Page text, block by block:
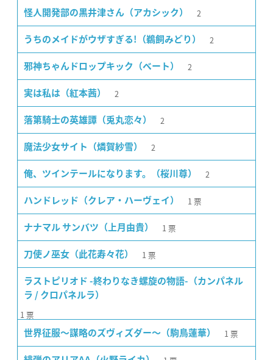
怪人開発部の黒井津さん（アカシック） 2
うちのメイドがウザすぎる!（鵜飼みどり） 2
邪神ちゃんドロップキック（ベート） 2
実は私は（紅本茜） 2
落第騎士の英雄譚（兎丸恋々） 2
魔法少女サイト（燐賀紗雪） 2
俺、ツインテールになります。（桜川尊） 2
ハンドレッド（クレア・ハーヴェイ） 1 票
ナナマル サンバツ（上月由貴） 1 票
刀使ノ巫女（此花寿々花） 1 票
ラストピリオド -終わりなき螺旋の物語-（カンパネル
ラ / クロパネルラ）
1 票
世界征服〜謀略のズヴィズダー〜（駒鳥蓮華） 1 票